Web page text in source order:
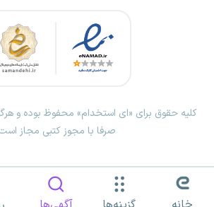
کلیه حقوق برای «ای استخدام» محفوظ بوده و
صرفا با مجوز کتبی مجاز